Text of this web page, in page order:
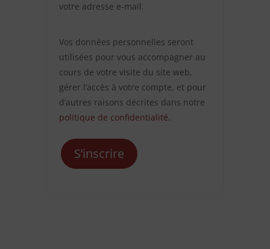
votre adresse e-mail.
Vos données personnelles seront
utilisées pour vous accompagner au
cours de votre visite du site web,
gérer l’accès à votre compte, et pour
d’autres raisons décrites dans notre
politique de confidentialité.
S’inscrire